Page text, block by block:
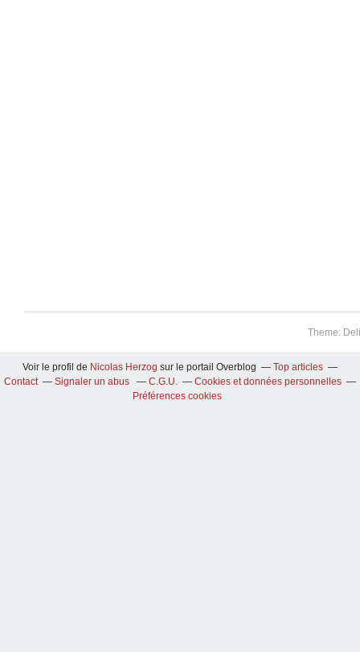
Theme:
Voir le profil de Nicolas Herzog sur le portail Overblog
Top articles
Contact
Signaler un abus C.G.U.
Cookies et données personnelles
Préférences cookies